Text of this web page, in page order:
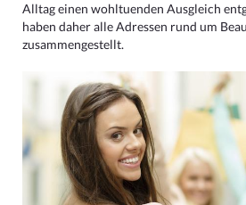
Alltag einen wohltuenden Ausgleich
haben daher alle Adressen rund um
zusammengestellt.